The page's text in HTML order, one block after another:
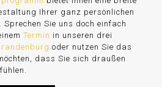
Ihrer ganz persönlichen
Sprechen Sie uns doch einfach
Termin in unseren drei
oder nutzen Sie das
dass Sie sich draußen